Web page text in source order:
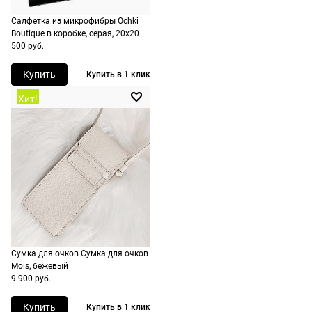
Долями
части. Просто оплатите часть от
Сплит от Яндекс Пэй
Сплит. Деньги списываются с
Салфетка из микрофибры Ochki
Boutique в коробке, серая, 20х20
500 руб.
Купить Купить в 1 клик
Хит!
Сумка для очков Сумка для очков
Mois, бежевый
9 900 руб.
Купить Купить в 1 клик